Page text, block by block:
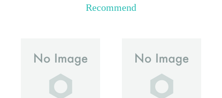
Recommend